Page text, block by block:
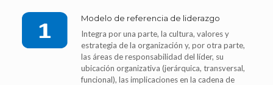
Modelo de referencia de liderazgo
Integra por una parte, la cultura, valores y
estrategia de la organización y, por otra parte,
las áreas de responsabilidad del líder, su
ubicación organizativa (jerárquica, transversal,
funcional), las implicaciones en la cadena de